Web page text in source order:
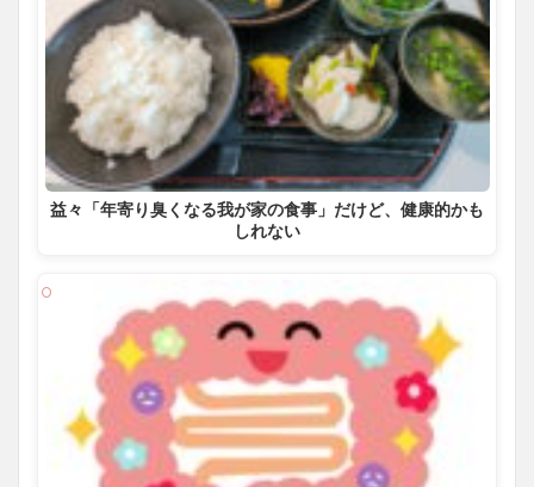
益々「年寄り臭くなる我が家の食事」だけど、健康的かも
しれない